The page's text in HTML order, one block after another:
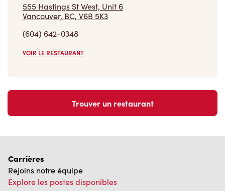
555 Hastings St West, Unit 6
Vancouver, BC, V6B 5K3
(604) 642-0348
VOIR LE RESTAURANT
Trouver un restaurant
Carrières
Rejoins notre équipe
Explore les postes disponibles